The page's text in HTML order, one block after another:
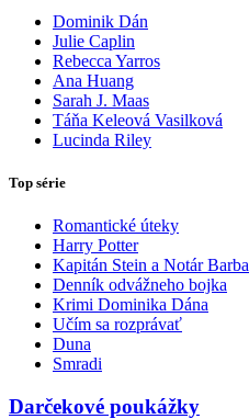
Dominik Dán
Julie Caplin
Rebecca Yarros
Ana Huang
Sarah J. Maas
Táňa Keleová Vasilková
Lucinda Riley
Top série
Romantické úteky
Harry Potter
Kapitán Stein a Notár
Denník odvážneho bojka
Krimi Dominika Dána
Učím sa rozprávať
Duna
Smradi
Darčekové poukážky